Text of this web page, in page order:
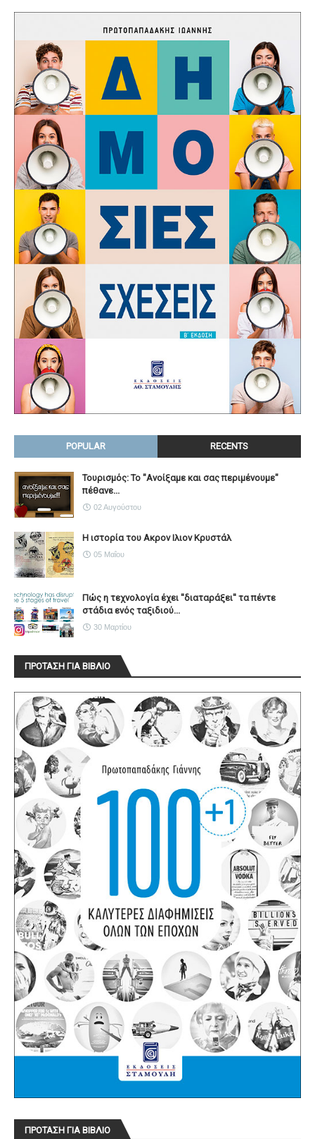
POPULAR RECENTS
Τουρισμός: Το "Ανοίξαμε και σας περιμένουμε"
πέθανε...
02 Αυγούστου
Η ιστορία του Ακρον Ιλιον Κρυστάλ
05 Μαΐου
Πώς η τεχνολογία έχει ''διαταράξει'' τα πέντε
στάδια ενός ταξιδιού...
30 Μαρτίου
ΠΡΟΤΑΣΗ ΓΙΑ ΒΙΒΛΙΟ
ΠΡΟΤΑΣΗ ΓΙΑ ΒΙΒΛΙΟ